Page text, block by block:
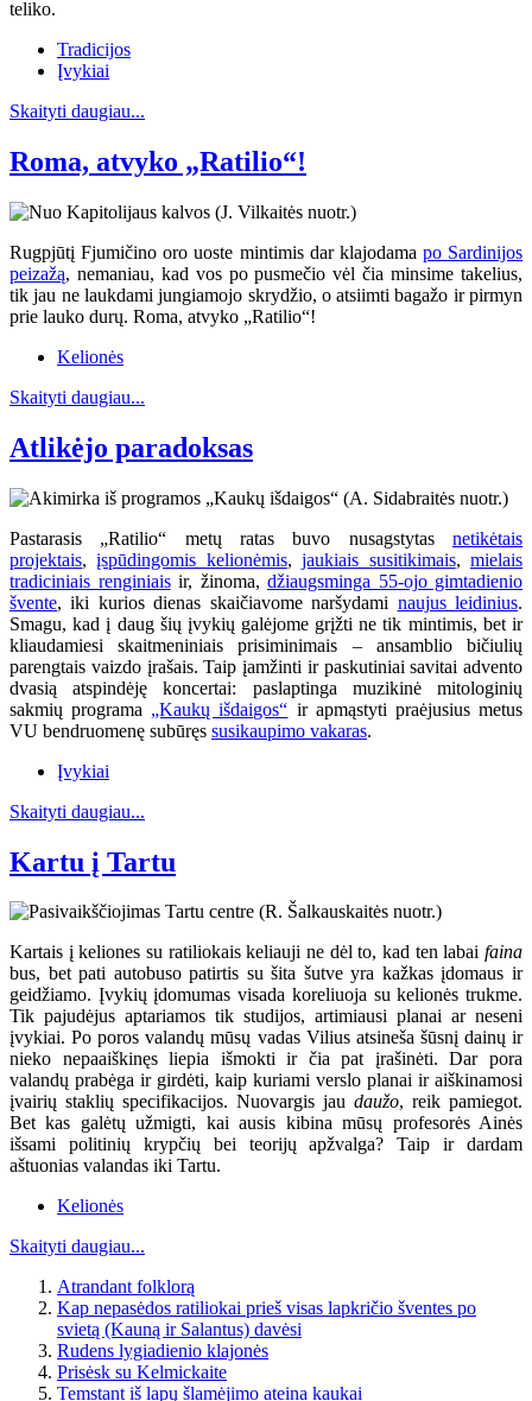
teliko.
Tradicijos
Įvykiai
Skaityti daugiau...
Roma, atvyko „Ratilio“!
Rugpjūtį Fjumičino oro uoste mintimis dar klajodama po Sardinijos
peizažą, nemaniau, kad vos po pusmečio vėl čia minsime takelius,
tik jau ne laukdami jungiamojo skrydžio, o atsiimti bagažo ir pirmyn
prie lauko durų. Roma, atvyko „Ratilio“!
Kelionės
Skaityti daugiau...
Atlikėjo paradoksas
Pastarasis „Ratilio“ metų ratas buvo nusagstytas netikėtais
projektais,įspūdingomis kelionėmis,jaukiais susitikimais,mielais
tradiciniais renginiaisir, žinoma, džiaugsminga 55-ojo gimtadienio
švente, iki kurios dienas skaičiavome naršydami naujus leidinius.
Smagu, kad į daug šių įvykių galėjome grįžti ne tik mintimis, bet ir
kliaudamiesi skaitmeniniais prisiminimais – ansamblio bičiulių
parengtais vaizdo įrašais. Taip įamžinti ir paskutiniai savitai advento
dvasią atspindėję koncertai: paslaptinga muzikinė mitologinių
sakmių programa „Kaukų išdaigos“ ir apmąstyti praėjusius metus
VU bendruomenę subūręs susikaupimo vakaras.
Įvykiai
Skaityti daugiau...
Kartu į Tartu
Kartais į keliones su ratiliokais keliauji ne dėl to, kad ten labai faina
bus, bet pati autobuso patirtis su šita šutve yra kažkas įdomaus ir
geidžiamo. Įvykių įdomumas visada koreliuoja su kelionės trukme.
Tik pajudėjus aptariamos tik studijos, artimiausi planai ar neseni
įvykiai. Po poros valandų mūsų vadas Vilius atsineša šūsnį dainų ir
nieko nepaaiškinęs liepia išmokti ir čia pat įrašinėti. Dar pora
valandų prabėga ir girdėti, kaip kuriami verslo planai ir aiškinamosi
įvairių staklių specifikacijos. Nuovargis jau daužo, reik pamiegot.
Bet kas galėtų užmigti, kai ausis kibina mūsų profesorės Ainės
išsami politinių krypčių bei teorijų apžvalga? Taip ir dardam
aštuonias valandas iki Tartu.
Kelionės
Skaityti daugiau...
Atrandant folklorą
Kap nepasėdos ratiliokai prieš visas lapkričio šventes po
svietą (Kauną ir Salantus) davėsi
Rudens lygiadienio klajonės
Prisėsk su Kelmickaite
Temstant iš lapų šlamėjimo ateina kaukai